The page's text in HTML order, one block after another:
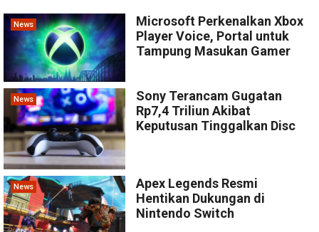
News
Microsoft Perkenalkan Xbox
Player Voice, Portal untuk
Tampung Masukan Gamer
News
Sony Terancam Gugatan
Rp7,4 Triliun Akibat
Keputusan Tinggalkan Disc
News
Apex Legends Resmi
Hentikan Dukungan di
Nintendo Switch